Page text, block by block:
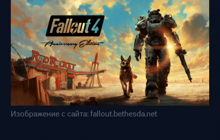
Изображение с сайта: fallout.bethesda.net